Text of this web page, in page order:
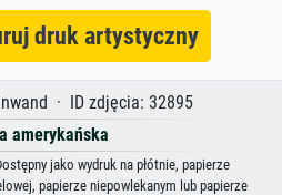
druk artystyczny
· ID zdjęcia: 32895
amerykańska
jako wydruk na płótnie, papierze
papierze niepowlekanym lub papierze